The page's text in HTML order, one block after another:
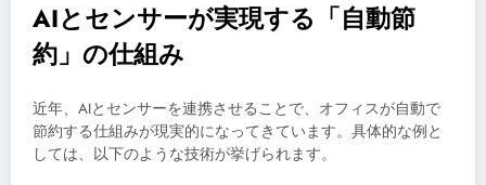
AIとセンサーが実現する「自動節
約」の仕組み
近年、AIとセンサーを連携させることで、オフィスが自動で
節約する仕組みが現実的になってきています。具体的な例と
しては、以下のような技術が挙げられます。